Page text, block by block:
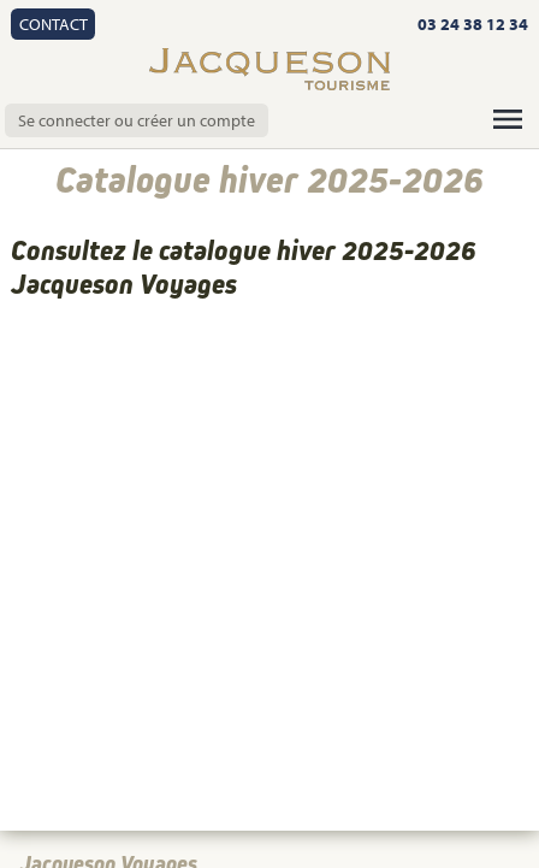
CONTACT 03 24 38 12 34
Se connecter ou créer un compte
Catalogue hiver 2025-2026
Consultez le catalogue hiver 2025-2026
Jacqueson Voyages